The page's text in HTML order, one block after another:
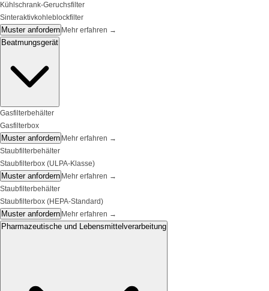
Kühlschrank-Geruchsfilter
Sinteraktivkohleblockfilter
Muster anfordern Mehr erfahren →
Beatmungsgerät
Gasfilterbehälter
Gasfilterbox
Muster anfordern Mehr erfahren →
Staubfilterbehälter
Staubfilterbox (ULPA-Klasse)
Muster anfordern Mehr erfahren →
Staubfilterbehälter
Staubfilterbox (HEPA-Standard)
Muster anfordern Mehr erfahren →
Pharmazeutische und Lebensmittelverarbeitung